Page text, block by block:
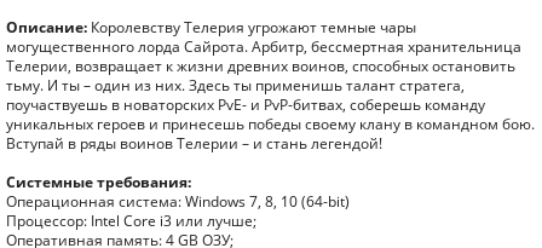
Описание: Королевству Телерия угрожают темные чары
могущественного лорда Сайрота. Арбитр, бессмертная хранительница
Телерии, возвращает к жизни древних воинов, способных остановить
тьму. И ты – один из них. Здесь ты применишь талант стратега,
поучаствуешь в новаторских PvE- и PvP-битвах, соберешь команду
уникальных героев и принесешь победы своему клану в командном бою.
Вступай в ряды воинов Телерии – и стань легендой!
Системные требования:
Операционная система: Windows 7, 8, 10 (64-bit)
Процессор: Intel Core i3 или лучше;
Оперативная память: 4 GB ОЗУ;